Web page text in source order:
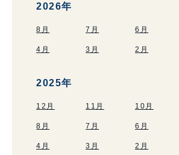
2026年
8月 7月 6月
4月 3月 2月
2025年
12月 11月 10月
8月 7月 6月
4月 3月 2月